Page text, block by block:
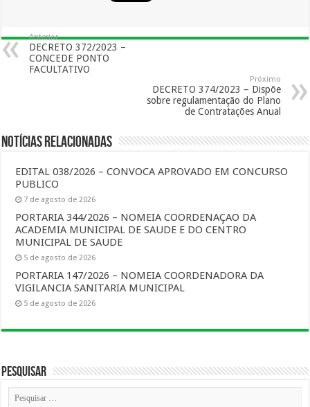
Anterior
DECRETO 372/2023 –
CONCEDE PONTO
FACULTATIVO
Próximo
DECRETO 374/2023 – Dispõe
sobre regulamentação do Plano
de Contratações Anual
Notícias Relacionadas
EDITAL 038/2026 – CONVOCA APROVADO EM CONCURSO
PUBLICO
7 de agosto de 2026
PORTARIA 344/2026 – NOMEIA COORDENAÇAO DA
ACADEMIA MUNICIPAL DE SAUDE E DO CENTRO
MUNICIPAL DE SAUDE
5 de agosto de 2026
PORTARIA 147/2026 – NOMEIA COORDENADORA DA
VIGILANCIA SANITARIA MUNICIPAL
5 de agosto de 2026
Pesquisar